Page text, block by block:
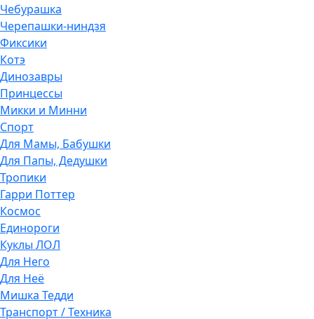
Чебурашка
Черепашки-ниндзя
Фиксики
Котэ
Динозавры
Принцессы
Микки и Минни
Спорт
Для Мамы, Бабушки
Для Папы, Дедушки
Тропики
Гарри Поттер
Космос
Единороги
Куклы ЛОЛ
Для Него
Для Неё
Мишка Тедди
Транспорт / Техника